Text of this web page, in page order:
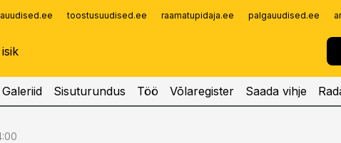
toostusuudised.ee raamatupidaja.ee palgauudised.ee
Galeriid Sisuturundus Töö Võlaregister Saada vihje